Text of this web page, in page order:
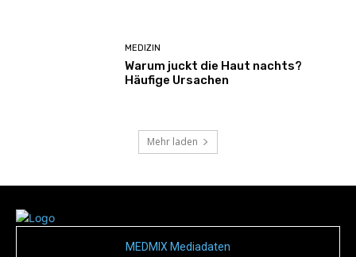
MEDIZIN
Warum juckt die Haut nachts?
Häufige Ursachen
Mehr laden
MEDMIX Mediadaten